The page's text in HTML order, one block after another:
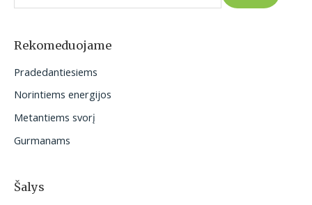
o
:
Rekomeduojame
Pradedantiesiems
Norintiems energijos
Metantiems svorį
Gurmanams
Šalys